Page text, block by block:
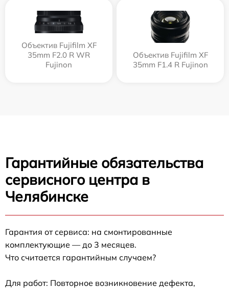
Объектив Fujifilm XF
35mm F2.0 R WR
Fujinon
Объектив Fujifilm XF
35mm F1.4 R Fujinon
Гарантийные обязательства
сервисного центра в
Челябинске
Гарантия от сервиса: на смонтированные
комплектующие — до 3 месяцев.
Что считается гарантийным случаем?
Для работ: Повторное возникновение дефекта,